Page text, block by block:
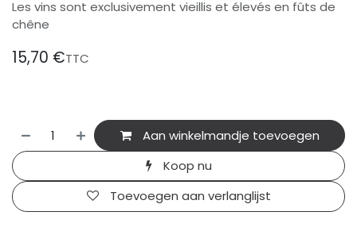
Les vins sont exclusivement vieillis et élevés en fûts de
chêne
15,70 €TTC
Aan winkelmandje toevoegen
Koop nu
Toevoegen aan verlanglijst